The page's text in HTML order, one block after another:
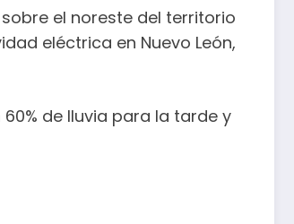
el noreste del territorio
eléctrica en Nuevo León,
de lluvia para la tarde y